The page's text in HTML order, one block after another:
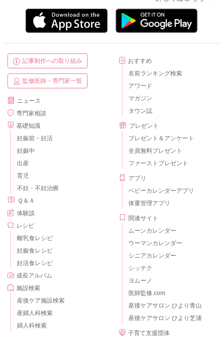
記事制作への取り組み
監修医師・専門家一覧
ニュース
専門家相談
基礎知識
妊娠前・妊活
妊娠中
出産
育児
不妊・不妊治療
Ｑ＆Ａ
体験談
レシピ
離乳食レシピ
妊娠食レシピ
妊活食レシピ
成長アルバム
施設検索
産後ケア施設検索
産婦人科検索
婦人科検索
おすすめ
名前ランキング検索
アワード
マガジン
タウン誌
プレゼント
プレゼント＆アンケート
全員無料プレゼント
ファーストプレゼント
アプリ
ベビーカレンダーアプリ
体重管理アプリ
関連サイト
ムーンカレンダー
ウーマンカレンダー
シニアカレンダー
シッテク
ヨムーノ
医師監修.com
産後ケアサロン ひより青山
産後ケアサロン ひより芝浦
子育て支援団体